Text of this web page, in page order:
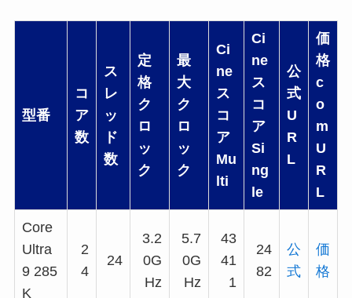
型番
コ
ア
数
ス
レ
ッ
ド
数
定
格
ク
ロ
ッ
ク
最
大
ク
ロ
ッ
ク
Ci
ne
ス
コ
ア
Mu
lti
Ci
ne
ス
コ
ア
Si
ng
le
公
式
U
R
L
価
格
c
o
m
U
R
L
Core
Ultra
9 285
K
2
4
24
3.2
0G
Hz
5.7
0G
Hz
43
41
1
24
82
公
式
価
格